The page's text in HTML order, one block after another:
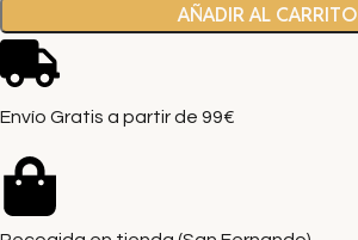
AÑADIR AL CARRITO
Envío Gratis a partir de 99€